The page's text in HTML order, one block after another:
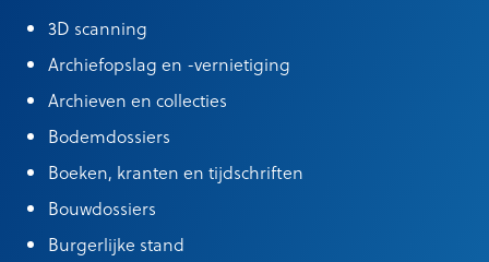
3D scanning
Archiefopslag en -vernietiging
Archieven en collecties
Bodemdossiers
Boeken, kranten en tijdschriften
Bouwdossiers
Burgerlijke stand